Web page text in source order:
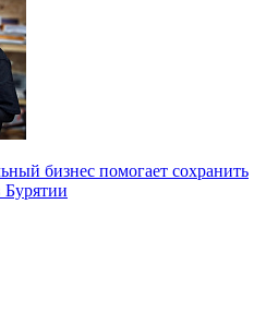
бизнес помогает сохранить
Бурятии